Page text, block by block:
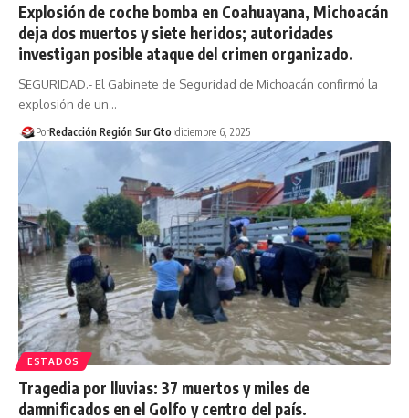
Explosión de coche bomba en Coahuayana, Michoacán
deja dos muertos y siete heridos; autoridades
investigan posible ataque del crimen organizado.
SEGURIDAD.- El Gabinete de Seguridad de Michoacán confirmó la
explosión de un…
PorRedacción Región Sur Gto diciembre 6, 2025
ESTADOS
Tragedia por lluvias: 37 muertos y miles de
damnificados en el Golfo y centro del país.